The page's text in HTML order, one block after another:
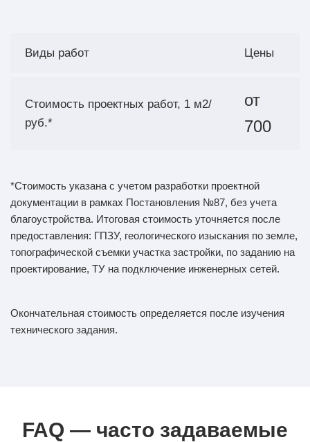
Виды работ Цены
Стоимость проектных работ, 1 м2/
руб.*
от
700
*Стоимость указана с учетом разработки проектной
документации в рамках Постановления №87, без учета
благоустройства. Итоговая стоимость уточняется после
предоставления: ГПЗУ, геологического изыскания по земле,
топографической съемки участка застройки, по заданию на
проектирование, ТУ на подключение инженерных сетей.
Окончательная стоимость определяется после изучения
технического задания.
FAQ — часто задаваемые